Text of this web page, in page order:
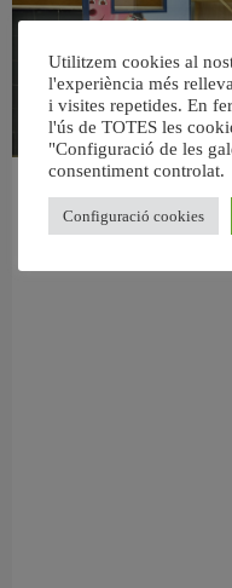
Utilitzem cookies al
l'experiència més
i visites repetides. En
l'ús de TOTES les
"Configuració de les
consentiment controlat.
Configuració cookies